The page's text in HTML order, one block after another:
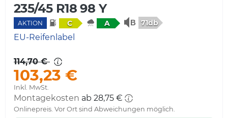
235/45 R18 98 Y
AKTION C A 71db
EU-Reifenlabel
114,70 €
103,23 €
Inkl. MwSt.
Montagekosten ab 28,75 €
Onlinepreis. Vor Ort sind Abweichungen möglich.